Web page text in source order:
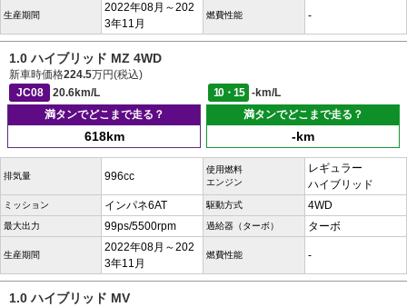
生産期間
2022年08月～202
3年11月
燃費性能 -
1.0 ハイブリッド MZ 4WD
新車時価格224.5万円(税込)
JC08
20.6km/L 10・15
-km/L
満タンでどこまで走る？
618km
満タンでどこまで走る？
-km
排気量 996cc
使用燃料
エンジン
レギュラー
ハイブリッド
ミッション インパネ6AT 駆動方式 4WD
最大出力 99ps/5500rpm 過給器（ターボ） ターボ
生産期間
2022年08月～202
3年11月
燃費性能 -
1.0 ハイブリッド MV